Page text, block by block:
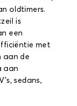
oldtimers.
is
een
met
aan de
aan
sedans,